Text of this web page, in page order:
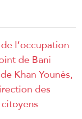
l’occupation
de Bani
Khan Younès,
des